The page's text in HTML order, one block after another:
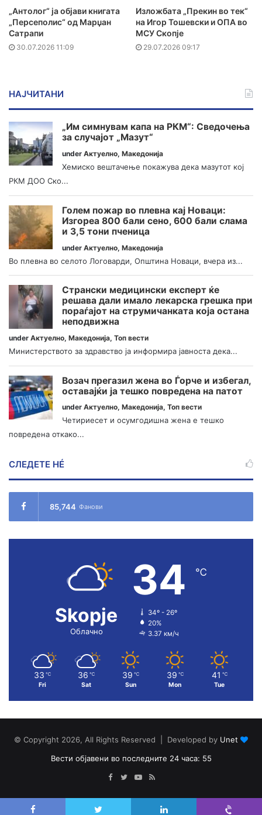
„Антолог“ ја објави книгата
„Персеполис“ од Марџан
Сатрапи
30.07.2026 11:09
Изложбата „Прекин во тек“
на Игор Тошевски и ОПА во
МСУ Скопје
29.07.2026 09:17
НАЈЧИТАНИ
„Им симнувам капа на РКМ“: Сведочења
за случајот „Мазут“
under Актуелно, Македонија
Хемиско вештачење покажува дека мазутот кој
РКМ ДОО Ско...
Голем пожар во плевна кај Новаци:
Изгореа 800 бали сено, 600 бали слама
и 3,5 тони пченица
under Актуелно, Македонија
Во плевна во селото Логоварди, Општина Новаци, вчера из...
Странски медицински експерт ќе
решава дали имало лекарска грешка при
пораѓајот на струмичанката која остана
неподвижна
under Актуелно, Македонија, Топ вести
Министерството за здравство ја информира јавноста дека...
Возач прегазил жена во Ѓорче и избегал,
оставајќи ја тешко повредена на патот
under Актуелно, Македонија, Топ вести
Четириесет и осумгодишна жена е тешко
повредена откако...
СЛЕДЕТЕ НÉ
85,744 Фанови
Skopje
Облачно
34 ℃
34º - 26º
20%
3.37 км/ч
33 ℃
Fri
36 ℃
Sat
39 ℃
Sun
39 ℃
Mon
41 ℃
Tue
© Copyright 2026, All Rights Reserved | Developed by Unet
Вести објавени во последните 24 часа: 55
Facebook
TwitterYouTube
RSS